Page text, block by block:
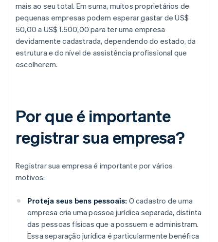
mais ao seu total. Em suma, muitos proprietários de
pequenas empresas podem esperar gastar de US$
50,00 a US$ 1.500,00 para ter uma empresa
devidamente cadastrada, dependendo do estado, da
estrutura e do nível de assistência profissional que
escolherem.
Por que é importante
registrar sua empresa?
Registrar sua empresa é importante por vários
motivos:
Proteja seus bens pessoais: O cadastro de uma
empresa cria uma pessoa jurídica separada, distinta
das pessoas físicas que a possuem e administram.
Essa separação jurídica é particularmente benéfica